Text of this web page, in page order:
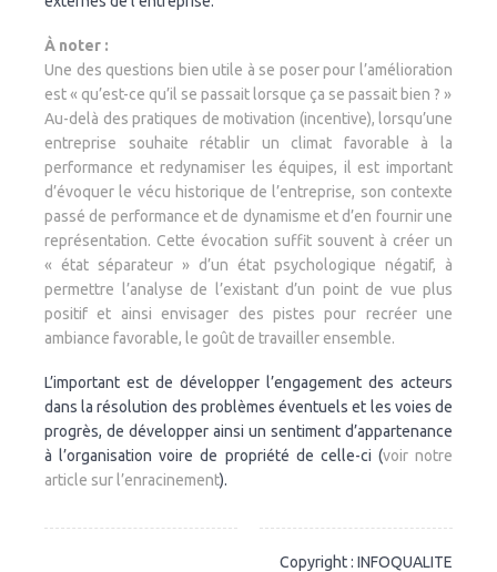
À noter :
Une des questions bien utile à se poser pour l’amélioration
est « qu’est-ce qu’il se passait lorsque ça se passait bien ? »
Au-delà des pratiques de motivation (incentive), lorsqu’une
entreprise souhaite rétablir un climat favorable à la
performance et redynamiser les équipes, il est important
d’évoquer le vécu historique de l’entreprise, son contexte
passé de performance et de dynamisme et d’en fournir une
représentation. Cette évocation suffit souvent à créer un
« état séparateur » d’un état psychologique négatif, à
permettre l’analyse de l’existant d’un point de vue plus
positif et ainsi envisager des pistes pour recréer une
ambiance favorable, le goût de travailler ensemble.
L’important est de développer l’engagement des acteurs
dans la résolution des problèmes éventuels et les voies de
progrès, de développer ainsi un sentiment d’appartenance
à l’organisation voire de propriété de celle-ci (voir notre
article sur l’enracinement).
Copyright : INFOQUALITE